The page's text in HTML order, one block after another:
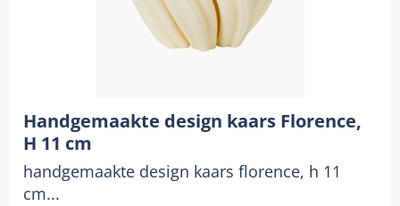
Handgemaakte design kaars Florence,
H 11 cm
handgemaakte design kaars florence, h 11
cm...